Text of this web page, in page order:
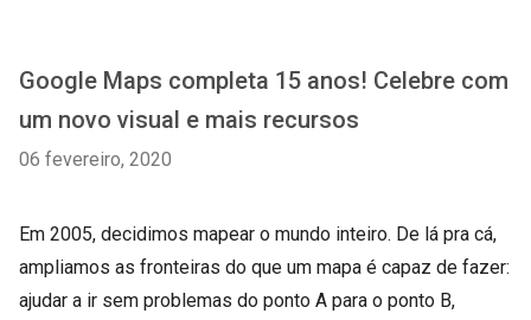
Google Maps completa 15 anos! Celebre com
um novo visual e mais recursos
06 fevereiro, 2020
Em 2005, decidimos mapear o mundo inteiro. De lá pra cá,
ampliamos as fronteiras do que um mapa é capaz de fazer:
ajudar a ir sem problemas do ponto A para o ponto B,